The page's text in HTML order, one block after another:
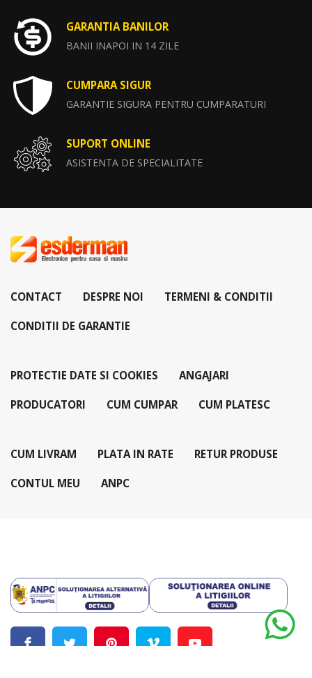
GARANTIA BANILOR
BANII INAPOI IN 14 ZILE
CUMPARA SIGUR
GARANTIE SIGURA PENTRU CUMPARATURI
SUPORT ONLINE
ASISTENTA DE SPECIALITATE
CONTACT DESPRE NOI TERMENI & CONDITII
CONDITII DE GARANTIE
PROTECTIE DATE SI COOKIES ANGAJARI
PRODUCATORI CUM CUMPAR CUM PLATESC
CUM LIVRAM PLATA IN RATE RETUR PRODUSE
CONTUL MEU ANPC